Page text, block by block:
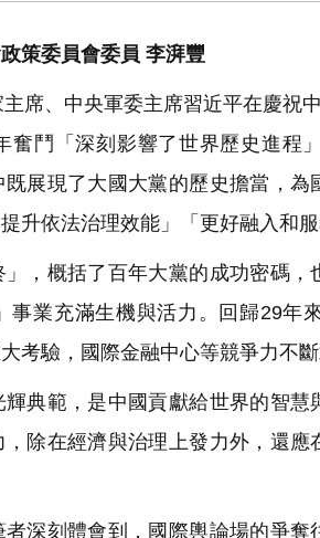
策委員會委員 李湃豐
席、中央軍委主席習近平在慶祝
奮鬥「深刻影響了世界歷史進程
展現了大國大黨的歷史擔當，
升依法治理效能」「更好融入和
，概括了百年大黨的成功密碼，
事業充滿生機與活力。回歸29年
考驗，國際金融中心等競爭力不
典範，是中國貢獻給世界的智慧
除在經濟與治理上發力外，還
深刻體會到，國際輿論場的爭奪